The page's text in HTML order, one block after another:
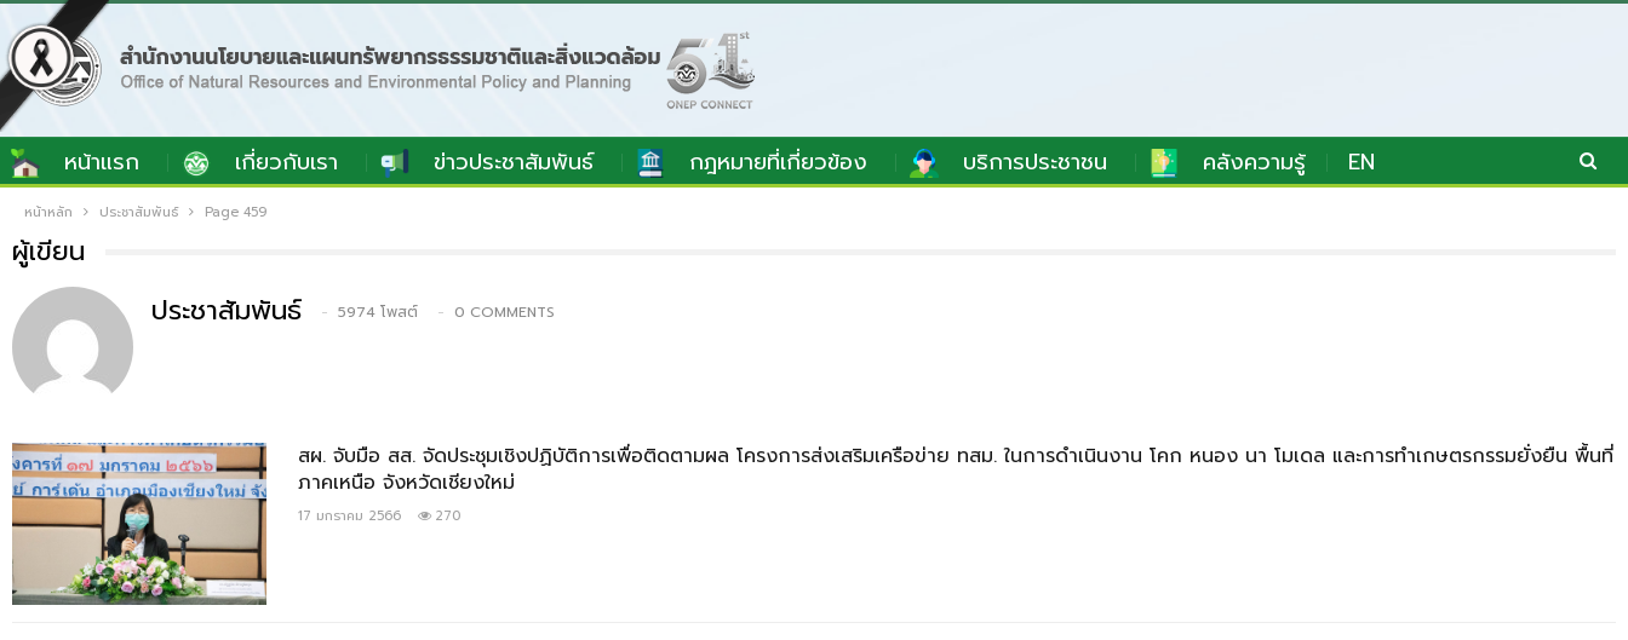
หน้าแรก เกี่ยวกับเรา ข่าวประชาสัมพันธ์ กฎหมายที่เกี่ยวข้อง บริการประชาชน คลังความรู้ EN
หน้าหลัก ประชาสัมพันธ์ Page 459
ผู้เขียน
ประชาสัมพันธ์
5974 โพสต์ 0 COMMENTS
สผ. จับมือ​ สส.​ จัดประชุมเชิงปฏิบัติการเพื่อติดตามผล โครงการส่งเสริมเครือข่าย ทสม. ในการดำเนินงาน โคก หนอง นา โมเดล และการทำเกษตรกรรมยั่งยืน พื้นที่
ภาคเหนือ จังหวัดเชียงใหม่
17 มกราคม 2566 270